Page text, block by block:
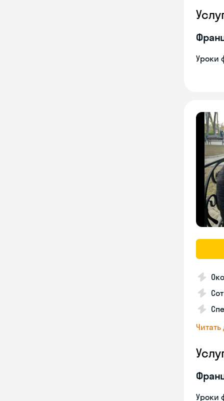
Уроки
Уроки